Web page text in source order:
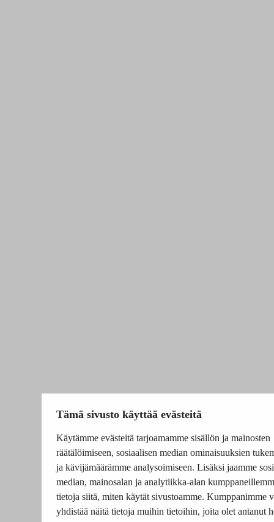
Tämä sivusto käyttää evästeitä
Käytämme evästeitä tarjoamamme sisällön ja mainosten
räätälöimiseen, sosiaalisen median ominaisuuksien
ja kävijämäärämme analysoimiseen. Lisäksi jaamme
median, mainosalan ja analytiikka-alan
tietoja siitä, miten käytät sivustoamme. Kumppanimme
yhdistää näitä tietoja muihin tietoihin, joita olet antanut